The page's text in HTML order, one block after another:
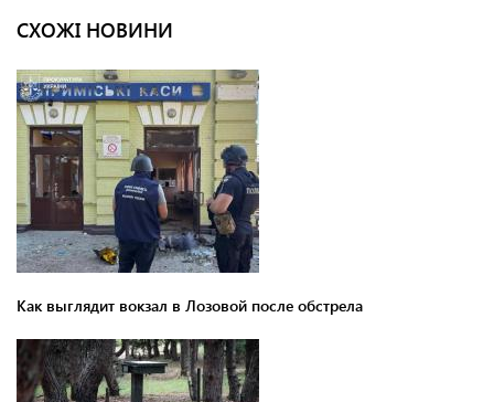
СХОЖІ НОВИНИ
Как выглядит вокзал в Лозовой после обстрела